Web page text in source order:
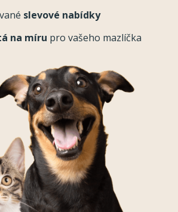
slevové nabídky
na míru pro vašeho mazlíčka